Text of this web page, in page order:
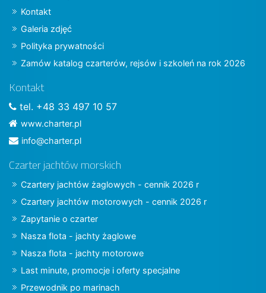
Kontakt
Galeria zdjęć
Polityka prywatności
Zamów katalog czarterów, rejsów i szkoleń na rok 2026
Kontakt
tel. +48 33 497 10 57
www.charter.pl
info@charter.pl
Czarter jachtów morskich
Czartery jachtów żaglowych - cennik 2026 r
Czartery jachtów motorowych - cennik 2026 r
Zapytanie o czarter
Nasza flota - jachty żaglowe
Nasza flota - jachty motorowe
Last minute, promocje i oferty specjalne
Przewodnik po marinach